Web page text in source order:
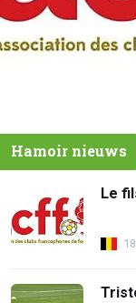
Hamoir nieuws
Le